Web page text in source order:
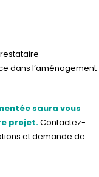
dans l’aménagement
saura vous
projet.Contactez-
et demande de